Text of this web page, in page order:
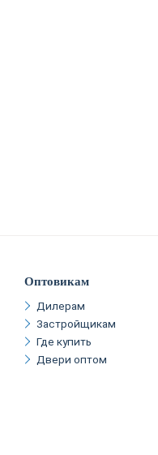
Оптовикам
Дилерам
Застройщикам
Где купить
Двери оптом